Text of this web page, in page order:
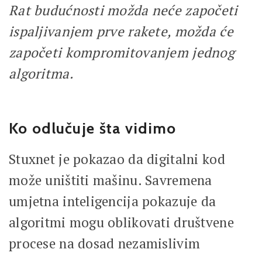
Rat budućnosti možda neće započeti
ispaljivanjem prve rakete, možda će
započeti kompromitovanjem jednog
algoritma.
Ko odlučuje šta vidimo
Stuxnet je pokazao da digitalni kod
može uništiti mašinu. Savremena
umjetna inteligencija pokazuje da
algoritmi mogu oblikovati društvene
procese na dosad nezamislivim